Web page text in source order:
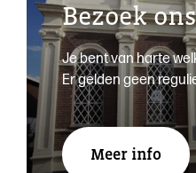
Bezoek ons
Je bent van harte
Er gelden geen
Meer info